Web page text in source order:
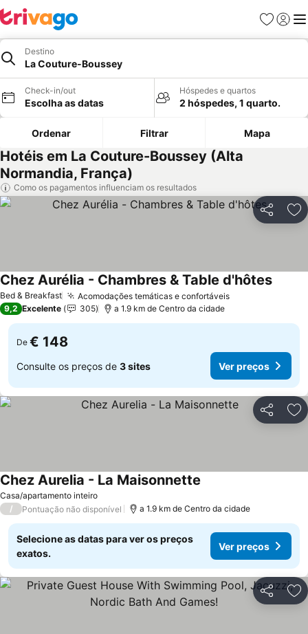
Favoritos
Iniciar
Destino
La Couture-Boussey
Check-in/out
Escolha as datas
Hóspedes e quartos
2 hóspedes, 1 quarto.
Ordenar Filtrar Mapa
Hotéis em La Couture-Boussey (Alta
Normandia, França)
Como os pagamentos influenciam os resultados
Partilhar
Bed & Breakfast Acomodações temáticas e confortáveis
Chez Aurélia - Chambres & Table d'hôtes
9,2 Excelente 305 a 1.9 km de Centro da cidade
De € 148
Consulte os preços de 3 sites Ver preços
Partilhar
Casa/apartamento inteiro
Chez Aurelia - La Maisonnette
/ Pontuação não disponível a 1.9 km de Centro da cidade
Selecione as datas para ver os preços
exatos.
Ver preços
Partilhar